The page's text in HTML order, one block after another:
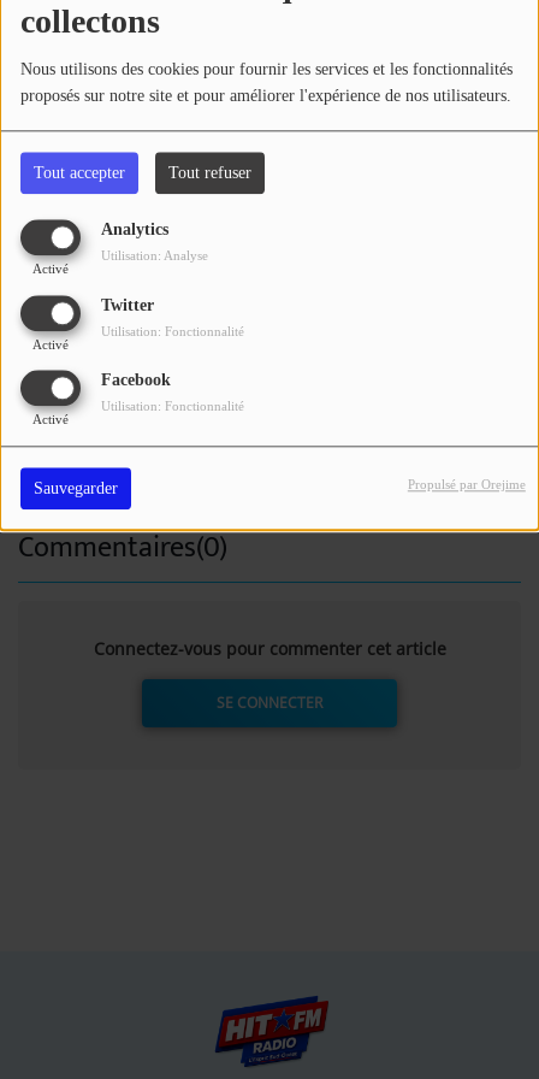
collectons
Nous utilisons des cookies pour fournir les services et les fonctionnalités
proposés sur notre site et pour améliorer l'expérience de nos utilisateurs.
Tout accepter Tout refuser
Analytics
Activé
Utilisation: Analyse
Twitter
Activé
Utilisation: Fonctionnalité
Facebook
Activé
Utilisation: Fonctionnalité
Sauvegarder Propulsé par Orejime
Voir aussi
Auch : une fuite de gaz
école et prive 670 abonnés
d'alimentation
Commentaires(0)
Connectez-vous pour commenter cet article
SE CONNECTER